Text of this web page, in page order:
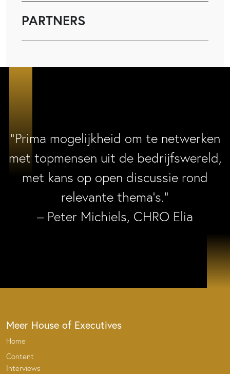
PARTNERS
“Prima mogelijkheid om te netwerken
met topmensen uit de bedrijfswereld,
met kans op open discussie rond
relevante thema’s.”
– Peter Michiels, CHRO Elia
Meer House of Executives
Home
Content
Interviews